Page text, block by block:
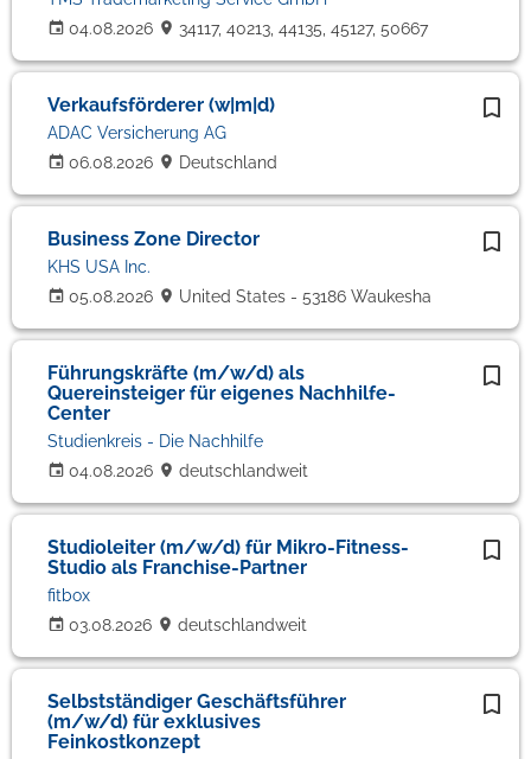
04.08.2026
34117, 40213, 44135, 45127, 50667
Verkaufsförderer (w|m|d)
06.08.2026
ADAC Versicherung AG
Deutschland
Business Zone Director
05.08.2026
KHS USA Inc.
United States - 53186 Waukesha
Führungskräfte (m/w/d) als
Quereinsteiger für eigenes Nachhilfe-
Center
04.08.2026
Studienkreis - Die Nachhilfe
deutschlandweit
Studioleiter (m/w/d) für Mikro-Fitness-
Studio als Franchise-Partner
03.08.2026
fitbox
deutschlandweit
Selbstständiger Geschäftsführer
(m/w/d) für exklusives
Feinkostkonzept